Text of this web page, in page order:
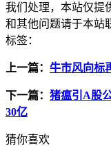
我们处理，本站仅提
和其他问题请于本站
标签：
上一篇： 牛市风向标
下一篇： 猪瘟引A股
30亿
猜你喜欢